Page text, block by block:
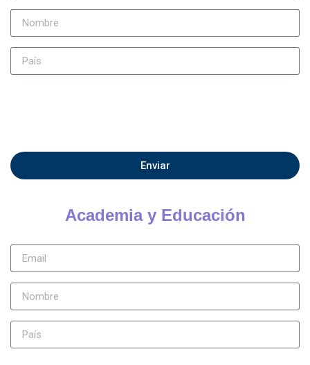
Enviar
Academia y Educación